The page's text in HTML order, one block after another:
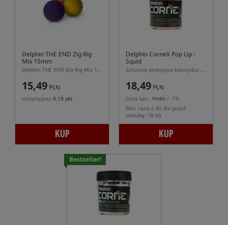
Delphin THE END Zig Rig
Mix 15mm
Delphin THE END Zig Rig Mix 15 mm – pływające pianki karpiowe do zig rig
15,49 PLN
otrzymujesz 0,19 pkt
KUP
Delphin CorneX Pop Up -
Squid
Sztuczna pływająca kukurydza o zapachu kałamarnicy
18,49 PLN
Cena kat.: 19,89 / -7%
Min. cena z 30 dni przed
obniżką: 18.49
KUP
Bestseller!